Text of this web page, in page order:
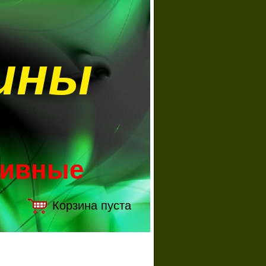
Корзина пуста